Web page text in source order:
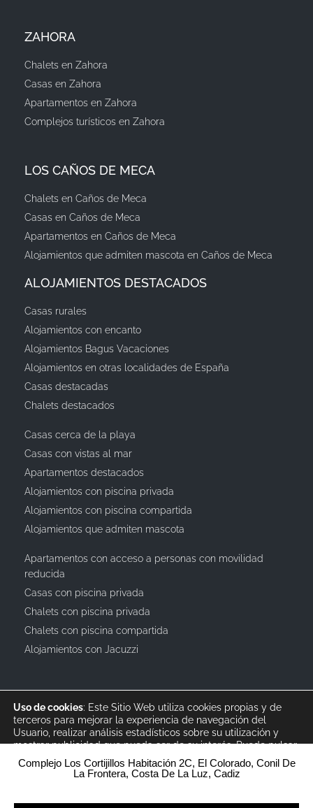
ZAHORA
Chalets en Zahora
Casas en Zahora
Apartamentos en Zahora
Complejos turísticos en Zahora
LOS CAÑOS DE MECA
Chalets en Caños de Meca
Casas en Caños de Meca
Apartamentos en Caños de Meca
Alojamientos que admiten mascota en Caños de Meca
ALOJAMIENTOS DESTACADOS
Casas rurales
Alojamientos con encanto
Alojamientos Bagus Vacaciones
Alojamientos en otras localidades de España
Casas destacadas
Chalets destacados
Casas cerca de la playa
Casas con vistas al mar
Apartamentos destacados
Alojamientos con piscina privada
Alojamientos con piscina compartida
Alojamientos que admiten mascota
Apartamentos con acceso a personas con movilidad
reducida
Casas con piscina privada
Chalets con piscina privada
Chalets con piscina compartida
Alojamientos con Jacuzzi
© 2019 All rights reserved Bagus Vacaciones :: Alquiler
Turístico Vacacional en España, Andalucía, Cádiz ·
info@bagusvacaciones.es · Tel.: 610 89 35 05 · Diseño Web
Uso de cookies: Este Sitio Web utiliza cookies propias y de
terceros para mejorar la experiencia de navegación del
Usuario, realizar análisis estadísticos sobre su utilización y
mostrar publicidad que pueda ser de su interés. Puede pulsar
ACEPTAR para aceptar la totalidad de condiciones del
Aviso
Legal,Política de PrivacidadylaPolíticade Cookies, o puede
Complejo Los Cortijillos Habitación 2C, El Colorado, Conil De
La Frontera, Costa De La Luz, Cadiz